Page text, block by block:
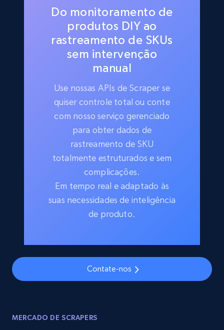
Do monitoramento de
produtos DIY ao
rastreamento de SKUs
sem intervenção
manual
Use nossas APIs de Scraper se
quiser controle total ou conte
com nosso serviço gerenciado
para obter dados de
rastreamento de SKU
totalmente estruturados e sem
complicações.
Em tempo real e adaptado às
suas necessidades de inteligência
de produto.
Contate-nos
MERCADO DE SCRAPERS